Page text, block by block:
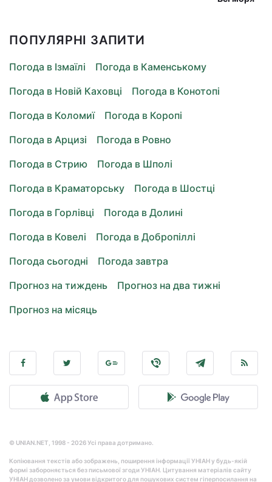
ПОПУЛЯРНІ ЗАПИТИ
Погода в Ізмаїлі
Погода в Каменському
Погода в Новій Каховці
Погода в Конотопі
Погода в Коломиї
Погода в Коропі
Погода в Арцизі
Погода в Ровно
Погода в Стрию
Погода в Шполі
Погода в Краматорську
Погода в Шостці
Погода в Горлівці
Погода в Долині
Погода в Ковелі
Погода в Добропіллі
Погода сьогодні
Погода завтра
Прогноз на тиждень
Прогноз на два тижні
Прогноз на місяць
© UNIAN.NET, 1998 - 2026 Усі права дотримано.
Копіювання текстів або зображень, поширення інформації УНІАН у будь-якій
формі забороняється без письмової згоди УНІАН. Цитування матеріалів сайту
УНІАН дозволено за умови відкритого для пошукових систем гіперпосилання на